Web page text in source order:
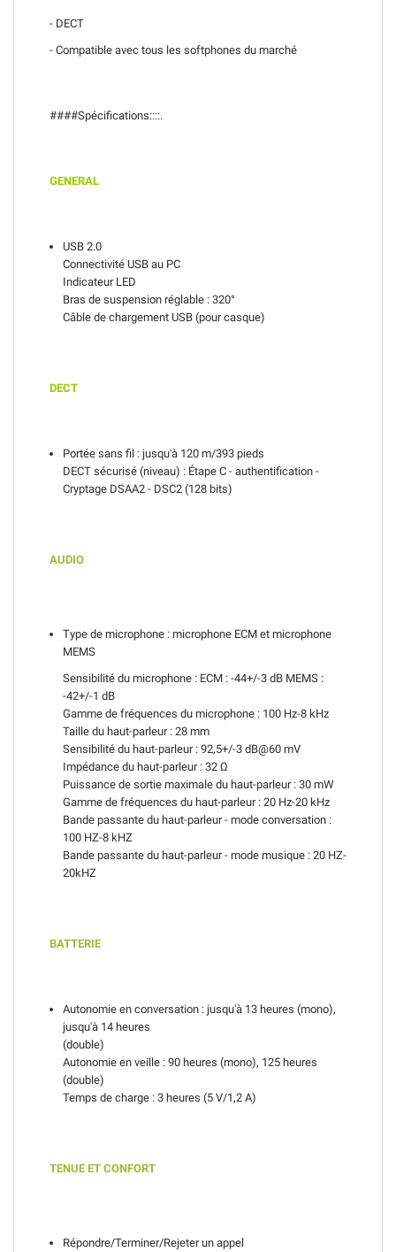
- DECT
- Compatible avec tous les softphones du marché
####Spécifications::::.
GENERAL
USB 2.0
Connectivité USB au PC
Indicateur LED
Bras de suspension réglable : 320°
Câble de chargement USB (pour casque)
DECT
Portée sans fil : jusqu'à 120 m/393 pieds
DECT sécurisé (niveau) : Étape C - authentification -
Cryptage DSAA2 - DSC2 (128 bits)
AUDIO
Type de microphone : microphone ECM et microphone
MEMS
Sensibilité du microphone : ECM : -44+/-3 dB MEMS :
-42+/-1 dB
Gamme de fréquences du microphone : 100 Hz-8 kHz
Taille du haut-parleur : 28 mm
Sensibilité du haut-parleur : 92,5+/-3 dB@60 mV
Impédance du haut-parleur : 32 Ω
Puissance de sortie maximale du haut-parleur : 30 mW
Gamme de fréquences du haut-parleur : 20 Hz-20 kHz
Bande passante du haut-parleur - mode conversation :
100 HZ-8 kHZ
Bande passante du haut-parleur - mode musique : 20 HZ-
20kHZ
BATTERIE
Autonomie en conversation : jusqu'à 13 heures (mono),
jusqu'à 14 heures
(double)
Autonomie en veille : 90 heures (mono), 125 heures
(double)
Temps de charge : 3 heures (5 V/1,2 A)
TENUE ET CONFORT
Répondre/Terminer/Rejeter un appel